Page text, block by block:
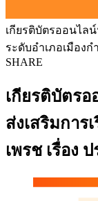
เกียรติบัตรออนไล
ระดับอำเภอเมืองก
SHARE
เกียรติบัตร
ส่งเสริมการ
เพรช เรื่อง